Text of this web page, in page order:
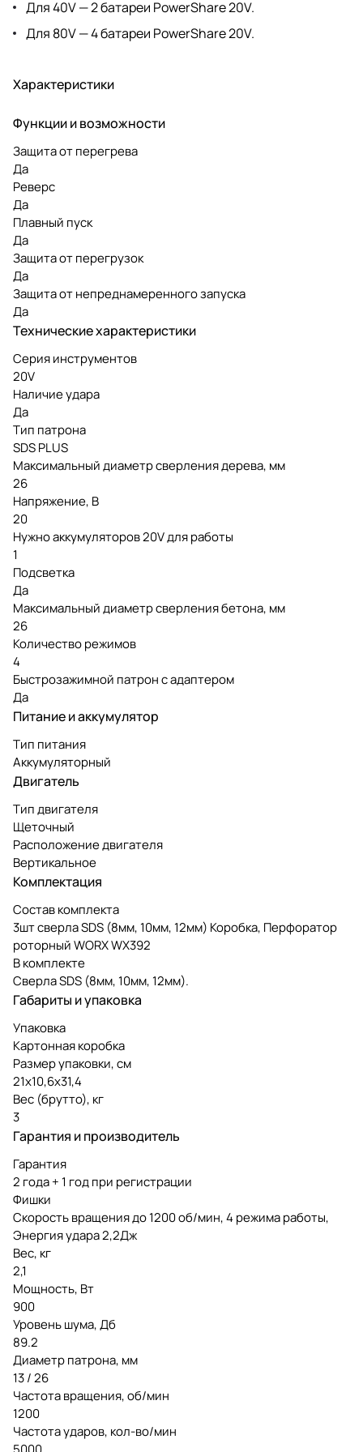
Для 40V — 2 батареи PowerShare 20V.
Для 80V — 4 батареи PowerShare 20V.
Характеристики
Функции и возможности
Защита от перегрева
Да
Реверс
Да
Плавный пуск
Да
Защита от перегрузок
Да
Защита от непреднамеренного запуска
Да
Технические характеристики
Серия инструментов
20V
Наличие удара
Да
Тип патрона
SDS PLUS
Максимальный диаметр сверления дерева, мм
26
Напряжение, В
20
Нужно аккумуляторов 20V для работы
1
Подсветка
Да
Максимальный диаметр сверления бетона, мм
26
Количество режимов
4
Быстрозажимной патрон с адаптером
Да
Питание и аккумулятор
Тип питания
Аккумуляторный
Двигатель
Тип двигателя
Щеточный
Расположение двигателя
Вертикальное
Комплектация
Состав комплекта
3шт сверла SDS (8мм, 10мм, 12мм) Коробка, Перфоратор
роторный WORX WX392
В комплекте
Сверла SDS (8мм, 10мм, 12мм).
Габариты и упаковка
Упаковка
Картонная коробка
Размер упаковки, см
21х10,6х31,4
Вес (брутто), кг
3
Гарантия и производитель
Гарантия
2 года + 1 год при регистрации
Фишки
Скорость вращения до 1200 об/мин, 4 режима работы,
Энергия удара 2,2Дж
Вес, кг
2,1
Мощность, Вт
900
Уровень шума, Дб
89.2
Диаметр патрона, мм
13 / 26
Частота вращения, об/мин
1200
Частота ударов, кол-во/мин